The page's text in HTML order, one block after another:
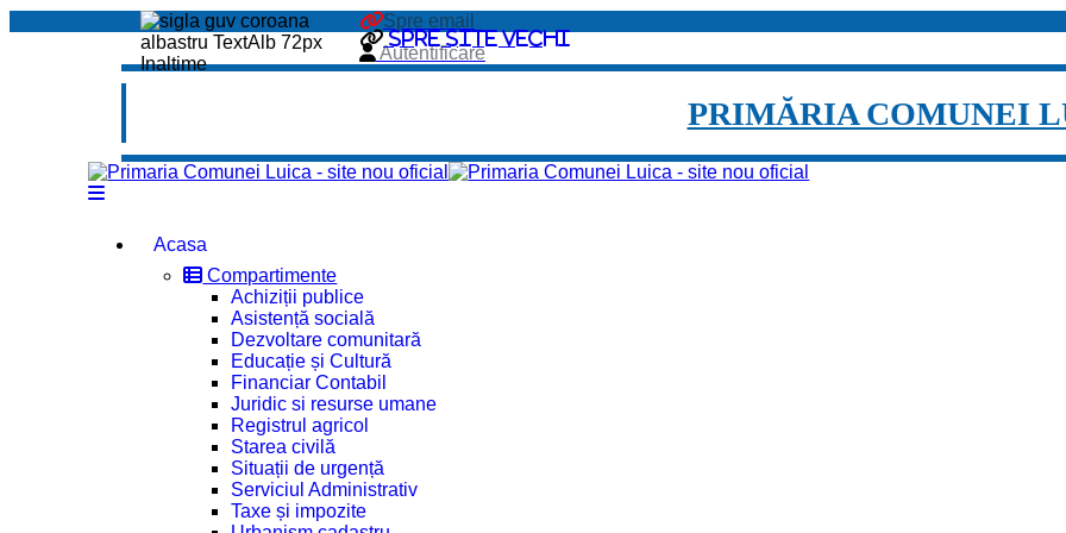
Spre site vechi
Spre email
Autentificare
PRIMĂRIA COMUNEI
Acasa
Compartimente
Achiziții publice
Asistență socială
Dezvoltare comunitară
Educație și Cultură
Financiar Contabil
Juridic si resurse umane
Registrul agricol
Starea civilă
Situații de urgență
Serviciul Administrativ
Taxe și impozite